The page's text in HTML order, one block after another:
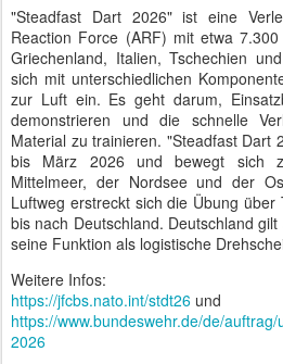
"Steadfast Dart 2026" ist eine
Reaction Force (ARF) mit etwa
Griechenland, Italien, Tschechien
sich mit unterschiedlichen
zur Luft ein. Es geht darum,
demonstrieren und die schnelle
Material zu trainieren. "Steadfast Dart
bis März 2026 und bewegt sich
Mittelmeer, der Nordsee und der
Luftweg erstreckt sich die Übung über
bis nach Deutschland. Deutschland
seine Funktion als logistische
Weitere Infos:
https://jfcbs.nato.int/stdt26 und
https://www.bundeswehr.de/de/
2026